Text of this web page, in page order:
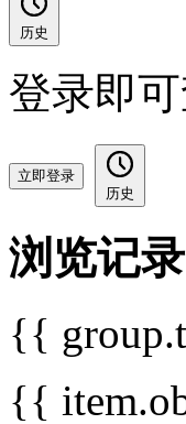
历史
登录即
立即登录
历史
浏览记录
{{
{{